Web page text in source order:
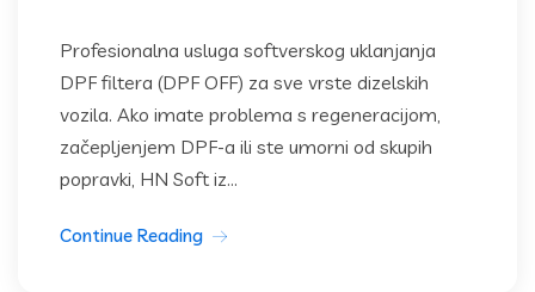
Profesionalna usluga softverskog uklanjanja
DPF filtera (DPF OFF) za sve vrste dizelskih
vozila. Ako imate problema s regeneracijom,
začepljenjem DPF-a ili ste umorni od skupih
popravki, HN Soft iz...
Continue Reading